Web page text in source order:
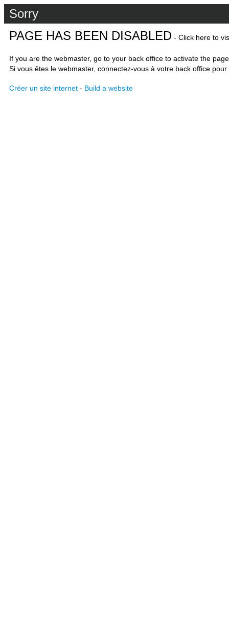
Sorry
PAGE HAS BEEN DISABLED - Click here to
If you are the webmaster, go to your back office to activate the
Si vous êtes le webmaster, connectez-vous à votre back office
Créer un site internet - Build a website